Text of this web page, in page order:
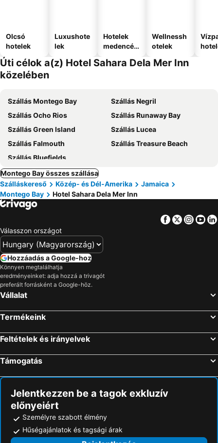
Olcsó
hotelek
Luxushote
lek
Hotelek
medencév
Wellnessh
otelek
Úti célok a(z) Hotel Sahara Dela Mer Inn
közelében
Szállás Montego Bay
Szállás Negril
Szállás Ocho Rios
Szállás Runaway Bay
Szállás Green Island
Szállás Lucea
Szállás Falmouth
Szállás Treasure Beach
Szállás Bluefields
Montego Bay összes szállása
Szálláskereső
Közép- és Dél-Amerika
Jamaica
Montego Bay
Hotel Sahara Dela Mer Inn
Facebook
Twitter
Válasszon országot
Hozzáadás a Google-hoz
Könnyen megtalálhatja
eredményeinket: adja hozzá a trivagót
preferált forrásként a Google-höz.
Vállalat
Termékeink
Feltételek és irányelvek
Támogatás
Jelentkezzen be a tagok exkluzív
előnyeiért
Személyre szabott élmény
Hűségajánlatok és tagsági árak